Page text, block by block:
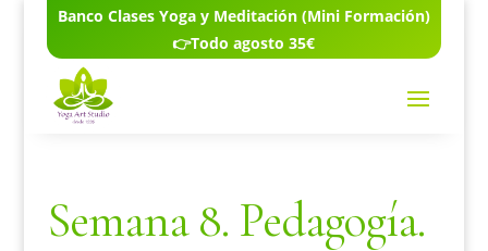
Banco Clases Yoga y Meditación (Mini Formación)
👉Todo agosto 35€
Semana 8. Pedagogía.